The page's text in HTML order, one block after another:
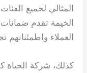
المثالي لجميع
الخيمة تقدم
العملاء واطمئنانهم
كذلك، شركة